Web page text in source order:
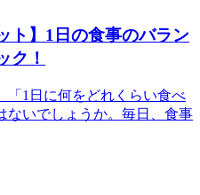
ト】1日の食事のバラン
ク！
「1日に何をどれくらい食べ
ないでしょうか。毎日、食事